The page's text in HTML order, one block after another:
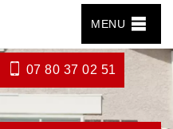
MENU
07 80 37 02 51